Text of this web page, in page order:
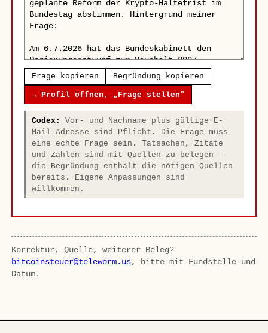
Frage kopieren Begründung kopieren
→ Profil öffnen, „Frage stellen"
Codex:
Vor- und Nachname plus gültige E-
Mail-Adresse sind Pflicht. Die Frage muss
eine echte Frage sein. Tatsachen, Zitate
und Zahlen sind mit Quellen zu belegen —
die Begründung enthält die nötigen Quellen
bereits. Eigene Anpassungen sind
willkommen.
Korrektur, Quelle, weiterer Beleg?
bitcoinsteuer@teleworm.us, bitte mit Fundstelle und
Datum.